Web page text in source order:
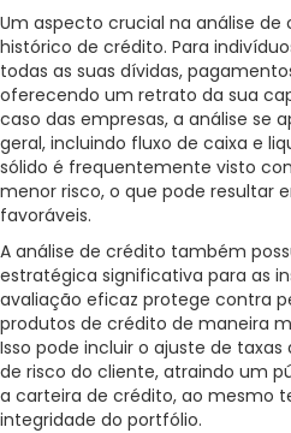
Um aspecto crucial na análise
histórico de crédito. Para
todas as suas dívidas,
oferecendo um retrato da sua
caso das empresas, a análise se
geral, incluindo fluxo de caixa e
sólido é frequentemente visto
menor risco, o que pode resultar
favoráveis.
A análise de crédito também
estratégica significativa para as
avaliação eficaz protege contra
produtos de crédito de maneira
Isso pode incluir o ajuste de
de risco do cliente, atraindo um
a carteira de crédito, ao mesmo
integridade do portfólio.